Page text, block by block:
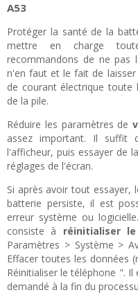
A53
Protéger la santé de la
mettre en charge
recommandons de ne pas
n'en faut et le fait de laisser
de courant électrique toute
de la pile.
Réduire les paramètres de
assez important. Il suffit
l'afficheur, puis essayer de
réglages de l'écran.
Si après avoir tout essayer,
batterie persiste, il est
erreur système ou
consiste à réinitialiser
Paramètres > Système >
Effacer toutes les données
Réinitialiser le téléphone ".
demandé à la fin du